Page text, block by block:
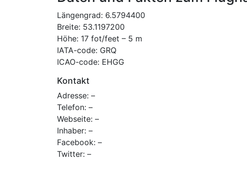
Längengrad: 6.5794400
Breite: 53.1197200
Höhe: 17 fot/feet – 5 m
IATA-code: GRQ
ICAO-code: EHGG
Kontakt
Adresse: –
Telefon: –
Webseite: –
Inhaber: –
Facebook: –
Twitter: –